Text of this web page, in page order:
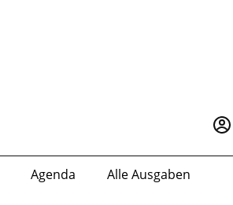
Agenda Alle Ausgaben